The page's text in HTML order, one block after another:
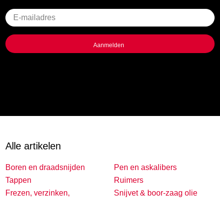
Geen
titel
Alle artikelen
Boren en draadsnijden
Tappen
Frezen, verzinken,
Pen en askalibers
Ruimers
Snijvet & boor-zaag olie